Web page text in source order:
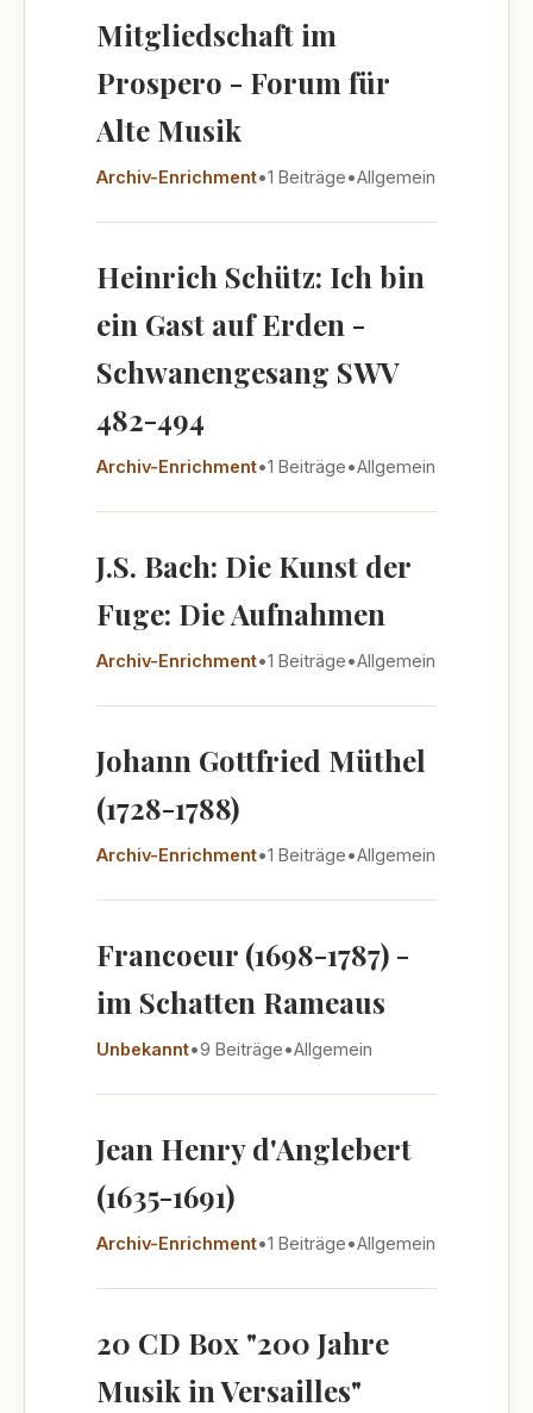
Mitgliedschaft im
Prospero - Forum für
Alte Musik
Archiv-Enrichment•1 Beiträge•Allgemein
Heinrich Schütz: Ich bin
ein Gast auf Erden -
Schwanengesang SWV
482-494
Archiv-Enrichment•1 Beiträge•Allgemein
J.S. Bach: Die Kunst der
Fuge: Die Aufnahmen
Archiv-Enrichment•1 Beiträge•Allgemein
Johann Gottfried Müthel
(1728-1788)
Archiv-Enrichment•1 Beiträge•Allgemein
Francoeur (1698-1787) -
im Schatten Rameaus
Unbekannt•9 Beiträge•Allgemein
Jean Henry d'Anglebert
(1635-1691)
Archiv-Enrichment•1 Beiträge•Allgemein
20 CD Box "200 Jahre
Musik in Versailles"